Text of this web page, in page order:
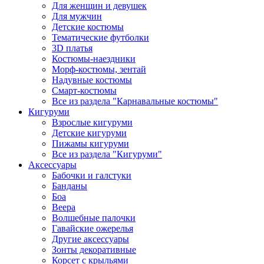
Для женщин и девушек
Для мужчин
Детские костюмы
Тематические футболки
3D платья
Костюмы-наездники
Морф-костюмы, зентай
Надувные костюмы
Смарт-костюмы
Все из раздела "Карнавальные костюмы"
Кигуруми
Взрослые кигуруми
Детские кигуруми
Пижамы кигуруми
Все из раздела "Кигуруми"
Аксессуары
Бабочки и галстуки
Банданы
Боа
Веера
Волшебные палочки
Гавайские ожерелья
Другие аксессуары
Зонты декоративные
Корсет с крыльями